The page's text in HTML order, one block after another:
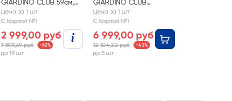
GIARDINO CLUB 59см,
искусственный ротанг,
Арт. 205044-3
Цена за 1 шт
С Картой №1
2 999,00 руб
7 893,69 руб -62%
до 19 шт
GIARDINO CLUB
140x90x72см, Арт.
LF202400
Цена за 1 шт
С Картой №1
6 999,00 руб
12 104,22 руб -42%
до 5 шт